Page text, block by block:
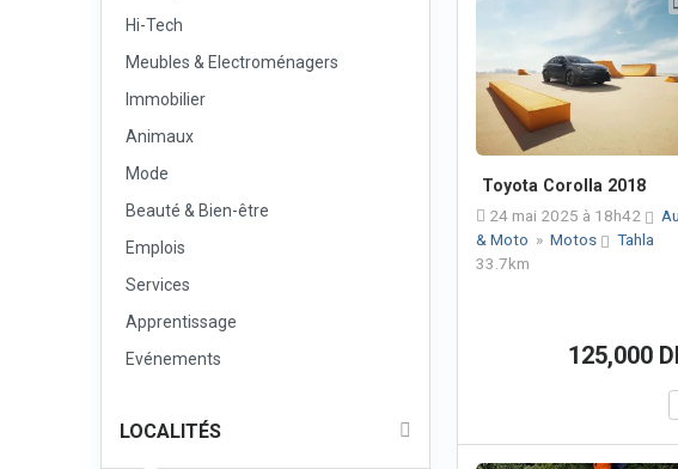
Hi-Tech
Meubles & Electroménagers
Immobilier
Animaux
Mode
Beauté & Bien-être
Emplois
Services
Apprentissage
Evénements
LOCALITÉS
Toyota Corolla 2018
24 mai 2025 à 18h42
& Moto » Motos
Tahla
33.7km
125,000